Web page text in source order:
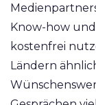
Know-how
kostenfrei
Ländern